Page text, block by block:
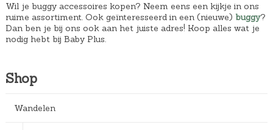
Wil je buggy accessoires kopen? Neem eens een kijkje in ons
ruime assortiment. Ook geïnteresseerd in een (nieuwe) buggy?
Dan ben je bij ons ook aan het juiste adres! Koop alles wat je
nodig hebt bij Baby Plus.
Shop
Wandelen